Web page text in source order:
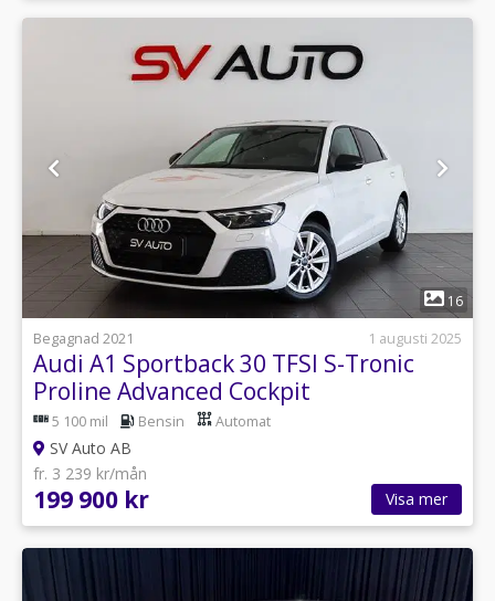
1
16
Begagnad 2021
1 augusti 2025
Audi A1 Sportback 30 TFSI S-Tronic
Proline Advanced Cockpit
5 100 mil Bensin Automat
SV Auto AB
fr. 3 239 kr/mån
199 900 kr Visa mer